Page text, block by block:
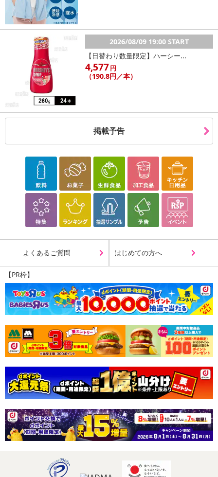
2026/08/09 19:00 START
【日替わり数量限定】ハーシー...
4,577円
（190.8円／本）
掲載予告
よくあるご質問 はじめての方へ
【PR枠】